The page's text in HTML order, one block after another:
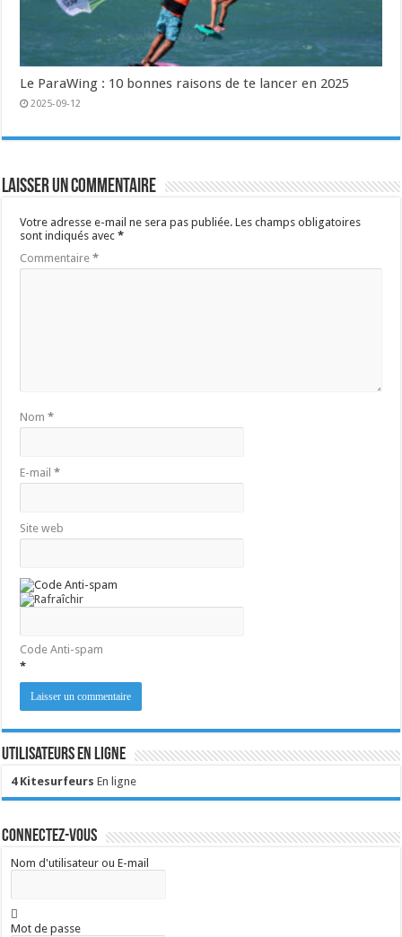
Le ParaWing : 10 bonnes raisons de te lancer en 2025
2025-09-12
Laisser un commentaire
Votre adresse e-mail ne sera pas publiée. Les champs obligatoires
sont indiqués avec*
Commentaire*
Nom*
E-mail*
Site web
Code Anti-spam
*
Utilisateurs en ligne
4 Kitesurfeurs En ligne
Connectez-vous
Nom d'utilisateur ou E-mail
Mot de passe